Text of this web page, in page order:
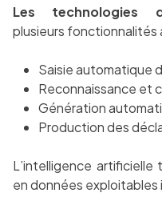
Les technologies
plusieurs fonctionnalités
Saisie automatique
Reconnaissance et
Génération
Production des
L’intelligence
en données